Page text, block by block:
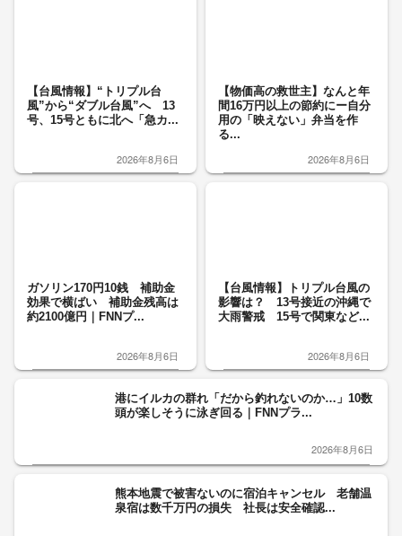
【台風情報】“トリプル台
風”から“ダブル台風”へ 13
号、15号ともに北へ「急カ...
2026年8月6日
【物価高の救世主】なんと年
間16万円以上の節約にー自分
用の「映えない」弁当を作
る...
2026年8月6日
ガソリン170円10銭 補助金
効果で横ばい 補助金残高は
約2100億円｜FNNプ...
2026年8月6日
【台風情報】トリプル台風の
影響は？ 13号接近の沖縄で
大雨警戒 15号で関東など...
2026年8月6日
港にイルカの群れ「だから釣れないのか…」10数
頭が楽しそうに泳ぎ回る｜FNNプラ...
2026年8月6日
熊本地震で被害ないのに宿泊キャンセル 老舗温
泉宿は数千万円の損失 社長は安全確認...